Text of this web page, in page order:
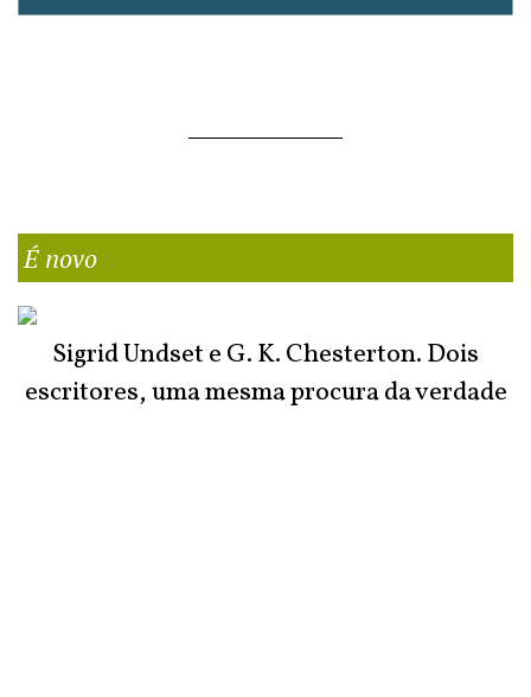
É novo
Sigrid Undset e G. K. Chesterton. Dois
escritores, uma mesma procura da verdade